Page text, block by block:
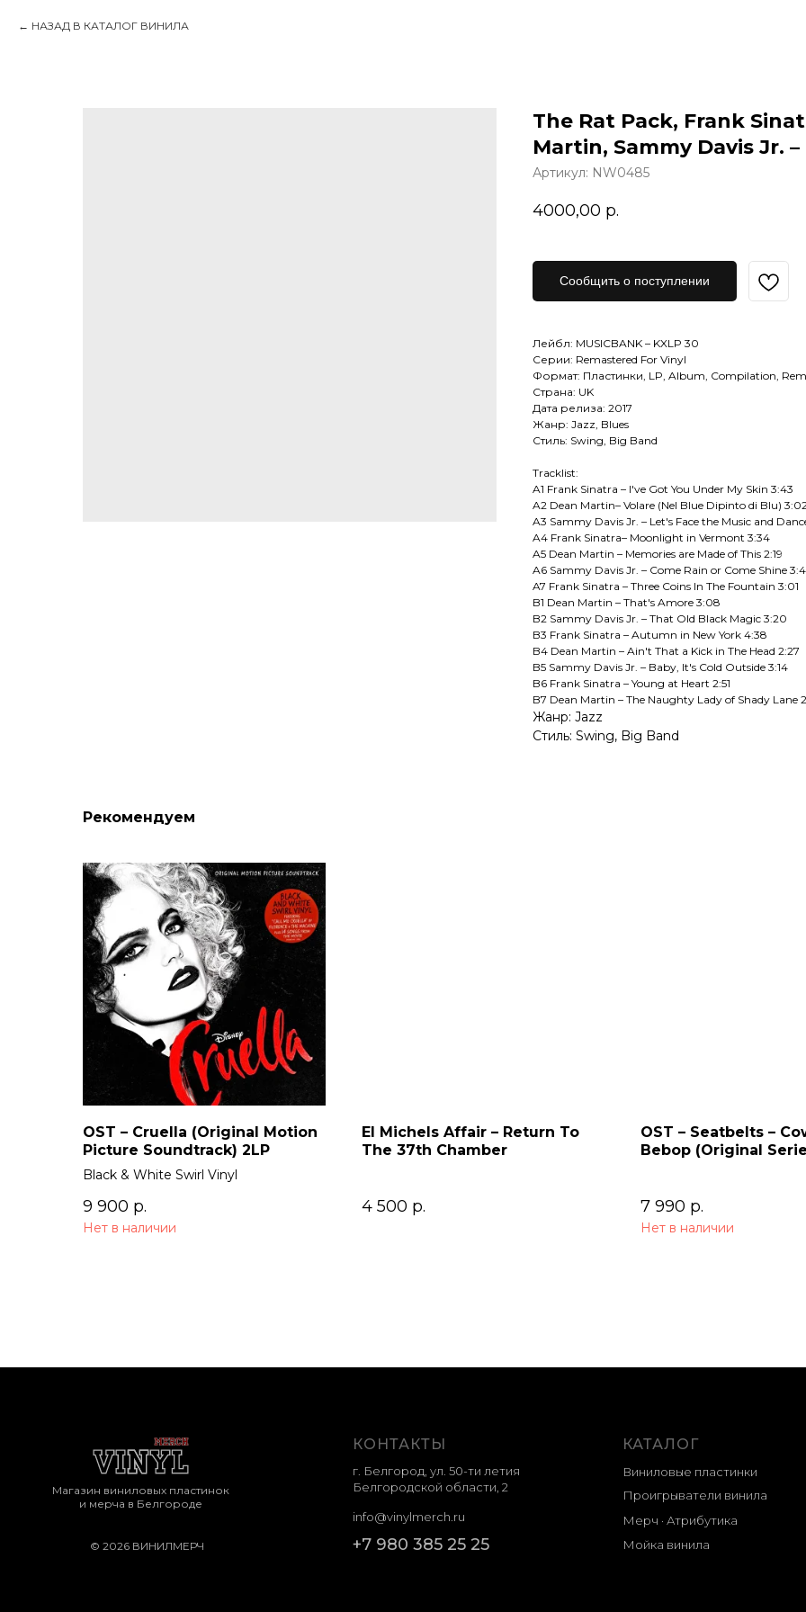
НАЗАД В КАТАЛОГ ВИНИЛА
The Rat Pack, Frank
Martin, Sammy Davis Jr.
Артикул: NW0485
4000,00 р.
Сообщить о поступлении
Лейбл: MUSICBANK – KXLP 30
Серии: Remastered For Vinyl
Формат: Пластинки, LP, Album, Compilation,
Страна: UK
Дата релиза: 2017
Жанр: Jazz, Blues
Стиль: Swing, Big Band
Tracklist:
A1 Frank Sinatra – I've Got You Under My Skin 3:43
A2 Dean Martin– Volare (Nel Blue Dipinto di Blu)
A3 Sammy Davis Jr. – Let's Face the Music and
A4 Frank Sinatra– Moonlight in Vermont 3:34
A5 Dean Martin – Memories are Made of This 2:19
A6 Sammy Davis Jr. – Come Rain or Come Shine
A7 Frank Sinatra – Three Coins In The Fountain 3:01
B1 Dean Martin – That's Amore 3:08
B2 Sammy Davis Jr. – That Old Black Magic 3:20
B3 Frank Sinatra – Autumn in New York 4:38
B4 Dean Martin – Ain't That a Kick in The Head 2:27
B5 Sammy Davis Jr. – Baby, It's Cold Outside 3:14
B6 Frank Sinatra – Young at Heart 2:51
B7 Dean Martin – The Naughty Lady of Shady Lane
Жанр: Jazz
Стиль: Swing, Big Band
Рекомендуем
OST – Cruella (Original Motion
Picture Soundtrack) 2LP
Black & White Swirl Vinyl
9 900 р.
Нет в наличии
El Michels Affair – Return To
The 37th Chamber
4 500 р.
OST – Seatbelts –
Bebop (Original
7 990 р.
Нет в наличии
КОНТАКТЫ
г. Белгород, ул. 50-ти летия
Белгородской области, 2
КАТАЛОГ
Виниловые пластинки
+7 980 385 25 25
Магазин виниловых пластинок
и мерча в Белгороде
Проигрыватели винила
Мерч · Атрибутика
Мойка винила
© 2026 ВИНИЛМЕРЧ
info@vinylmerch.ru